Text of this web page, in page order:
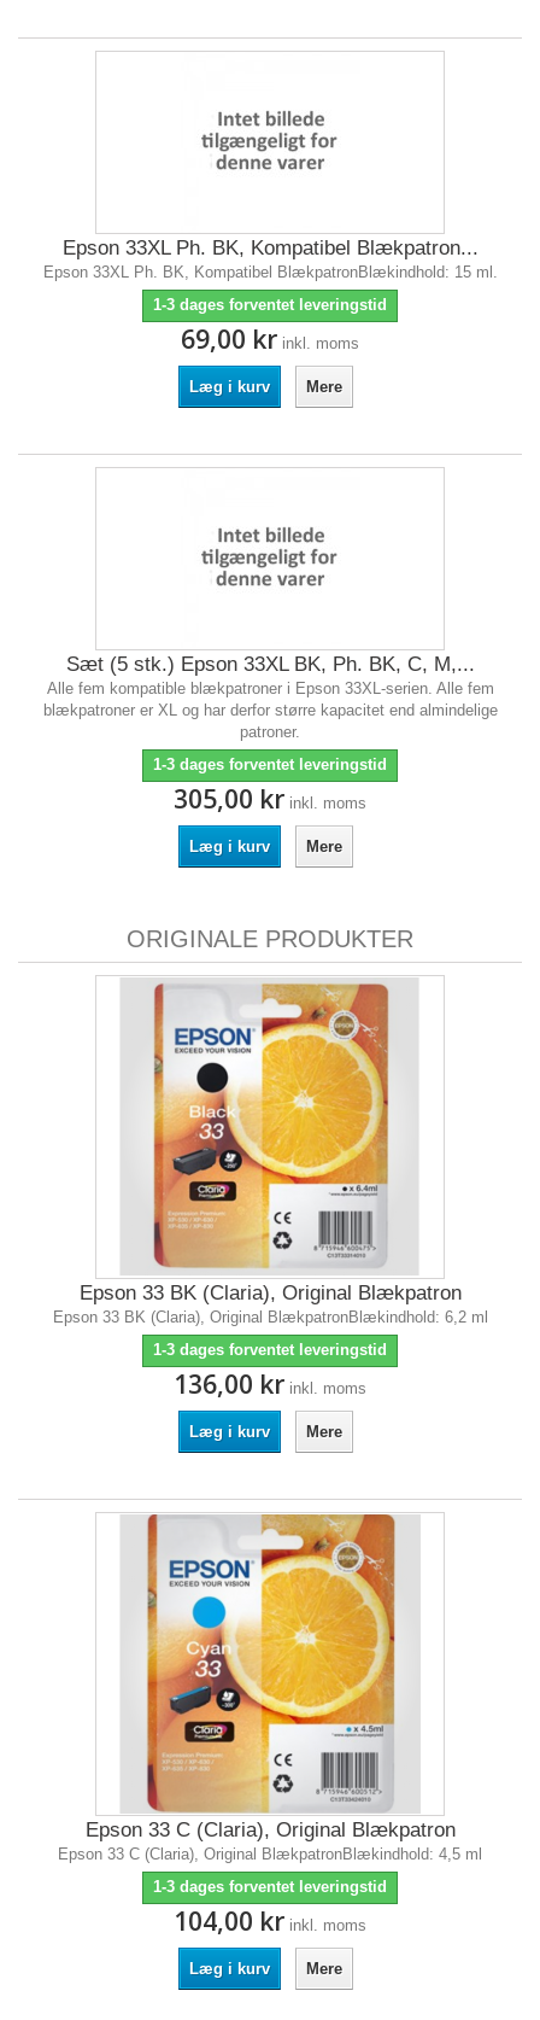
Epson 33XL Ph. BK, Kompatibel Blækpatron...
Epson 33XL Ph. BK, Kompatibel BlækpatronBlækindhold: 15 ml.
1-3 dages forventet leveringstid
69,00 kr inkl. moms
Læg i kurv Mere
Sæt (5 stk.) Epson 33XL BK, Ph. BK, C, M,...
Alle fem kompatible blækpatroner i Epson 33XL-serien. Alle fem
blækpatroner er XL og har derfor større kapacitet end almindelige
patroner.
1-3 dages forventet leveringstid
305,00 kr inkl. moms
Læg i kurv Mere
ORIGINALE PRODUKTER
Epson 33 BK (Claria), Original Blækpatron
Epson 33 BK (Claria), Original BlækpatronBlækindhold: 6,2 ml
1-3 dages forventet leveringstid
136,00 kr inkl. moms
Læg i kurv Mere
Epson 33 C (Claria), Original Blækpatron
Epson 33 C (Claria), Original BlækpatronBlækindhold: 4,5 ml
1-3 dages forventet leveringstid
104,00 kr inkl. moms
Læg i kurv Mere